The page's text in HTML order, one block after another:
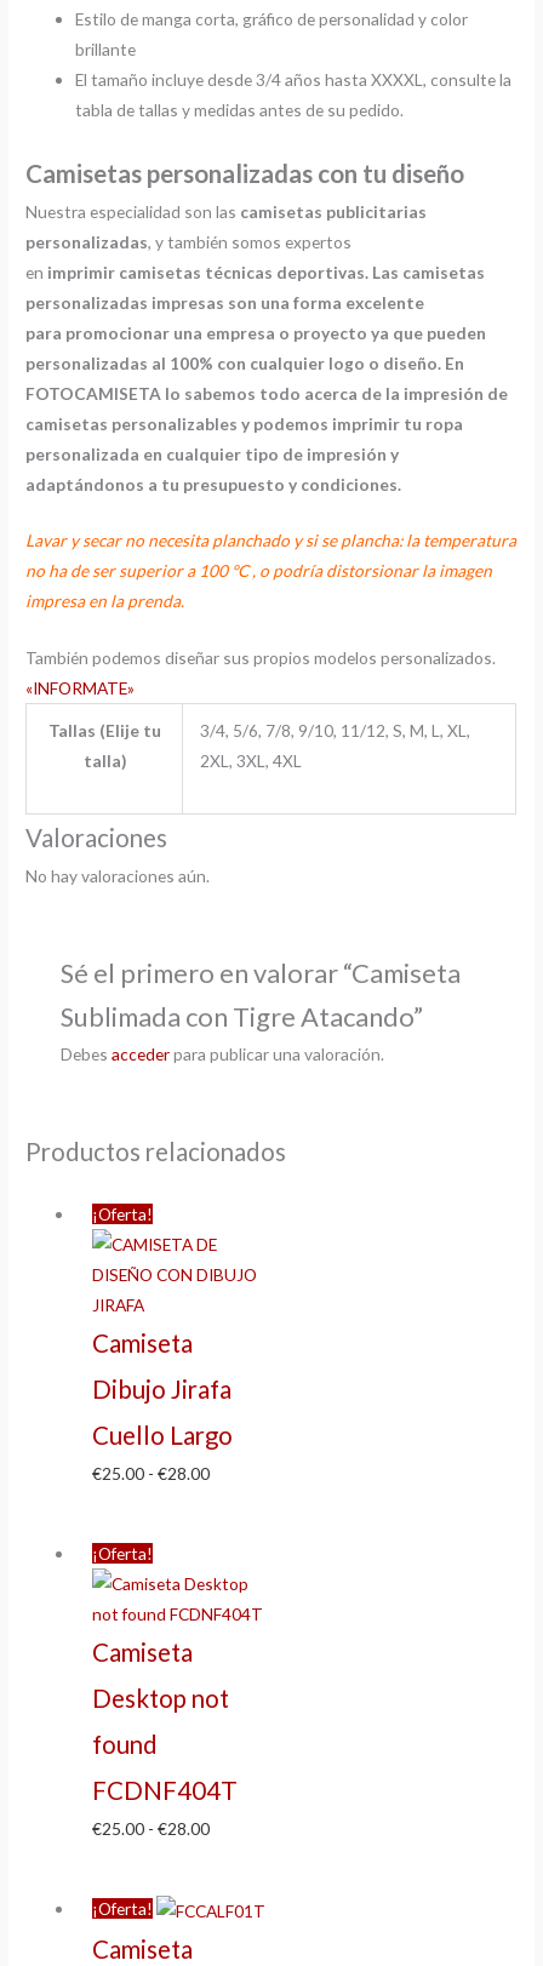
Estilo de manga corta, gráfico de personalidad y color
brillante
El tamaño incluye desde 3/4 años hasta XXXXL, consulte la
tabla de tallas y medidas antes de su pedido.
Camisetas personalizadas con tu diseño
Nuestra especialidad son las camisetas publicitarias
personalizadas, y también somos expertos
en imprimir camisetas técnicas deportivas. Las camisetas
personalizadas impresas son una forma excelente
para promocionar una empresa o proyecto ya que pueden
personalizadas al 100% con cualquier logo o diseño. En
FOTOCAMISETA lo sabemos todo acerca de la impresión de
camisetas personalizables y podemos imprimir tu ropa
personalizada en cualquier tipo de impresión y
adaptándonos a tu presupuesto y condiciones.
Lavar y secar no necesita planchado y si se plancha: la temperatura
no ha de ser superior a 100 ºC , o podría distorsionar la imagen
impresa en la prenda.
También podemos diseñar sus propios modelos personalizados.
«INFORMATE»
Tallas (Elije tu
talla)
3/4, 5/6, 7/8, 9/10, 11/12, S, M, L, XL,
2XL, 3XL, 4XL
Valoraciones
No hay valoraciones aún.
Sé el primero en valorar “Camiseta
Sublimada con Tigre Atacando”
Debesaccederpara publicar una valoración.
Productos relacionados
¡Oferta!
Camiseta
Dibujo Jirafa
Cuello Largo
€25.00 - €28.00
¡Oferta!
Camiseta
Desktop not
found
FCDNF404T
€25.00 - €28.00
¡Oferta!
Camiseta